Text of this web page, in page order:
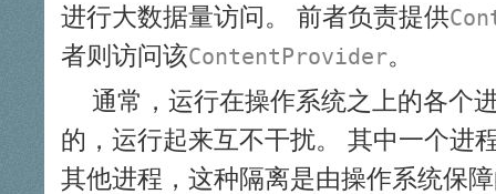
进行大数据量访问。 前者负责提供
者则访问该ContentProvider。
通常，运行在操作系统之上的各个
的，运行起来互不干扰。 其中一个进
其他进程，这种隔离是由操作系统保